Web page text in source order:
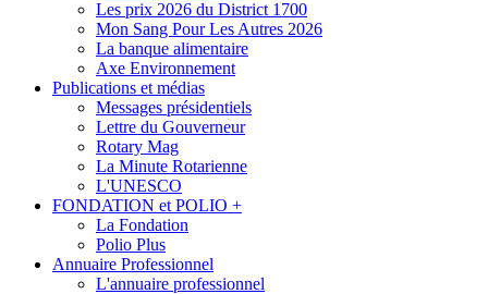
Les prix 2026 du District 1700
Mon Sang Pour Les Autres 2026
La banque alimentaire
Axe Environnement
Publications et médias
Messages présidentiels
Lettre du Gouverneur
Rotary Mag
La Minute Rotarienne
L'UNESCO
FONDATION et POLIO +
La Fondation
Polio Plus
Annuaire Professionnel
L'annuaire professionnel